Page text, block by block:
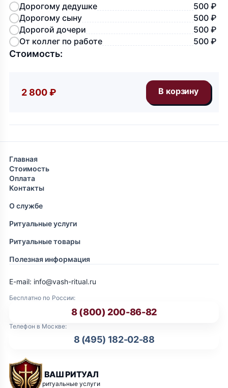
Дорогому дедушке
500 ₽
Дорогому сыну
500 ₽
Дорогой дочери
500 ₽
От коллег по работе
500 ₽
Стоимость:
2 800 ₽
Главная
Стоимость
Оплата
Контакты
О службе
Ритуальные услуги
Ритуальные товары
Полезная информация
ВАШ РИТУАЛ
ритуальные услуги
Бесплатно по России:
8 (800) 200-86-82
Телефон в Москве:
8 (495) 182-02-88
E-mail: info@vash-ritual.ru